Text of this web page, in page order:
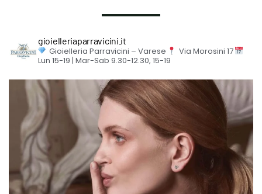
gioielleriaparravicini.it
Gioielleria Parravicini – Varese
Via Morosini 17
Lun 15-19 | Mar-Sab 9.30-12.30, 15-19